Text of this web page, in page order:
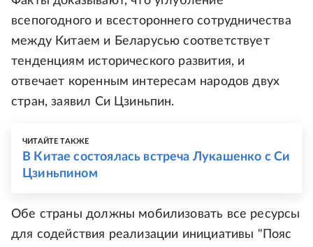
всепогодного и всестороннего сотрудничества
между Китаем и Беларусью соответствует
тенденциям исторического развития, и
отвечает коренным интересам народов двух
стран, заявил Си Цзиньпин.
ЧИТАЙТЕ ТАКЖЕ
В Китае состоялась встреча Лукашенко с Си
Цзиньпином
Обе страны должны мобилизовать все ресурсы
для содействия реализации инициативы "Пояс